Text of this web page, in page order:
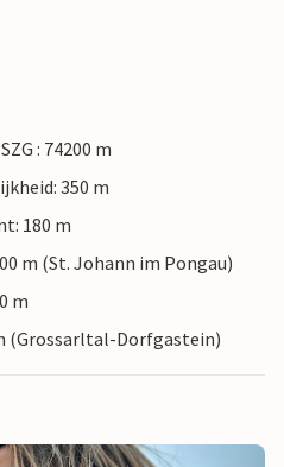
: 74200 m
350 m
180 m
m (St. Johann im Pongau)
m
(Grossarltal-Dorfgastein)